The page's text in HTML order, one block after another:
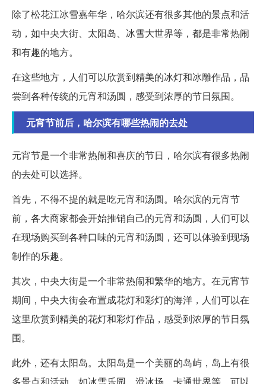
除了松花江冰雪嘉年华，哈尔滨还有很多其他的景点和活
动，如中央大街、太阳岛、冰雪大世界等，都是非常热闹
和有趣的地方。
在这些地方，人们可以欣赏到精美的冰灯和冰雕作品，品
尝到各种传统的元宵和汤圆，感受到浓厚的节日氛围。
元宵节前后，哈尔滨有哪些热闹的去处
元宵节是一个非常热闹和喜庆的节日，哈尔滨有很多热闹
的去处可以选择。
首先，不得不提的就是吃元宵和汤圆。哈尔滨的元宵节
前，各大商家都会开始推销自己的元宵和汤圆，人们可以
在现场购买到各种口味的元宵和汤圆，还可以体验到现场
制作的乐趣。
其次，中央大街是一个非常热闹和繁华的地方。在元宵节
期间，中央大街会布置成花灯和彩灯的海洋，人们可以在
这里欣赏到精美的花灯和彩灯作品，感受到浓厚的节日氛
围。
此外，还有太阳岛。太阳岛是一个美丽的岛屿，岛上有很
多景点和活动，如冰雪乐园、滑冰场、卡通世界等，可以